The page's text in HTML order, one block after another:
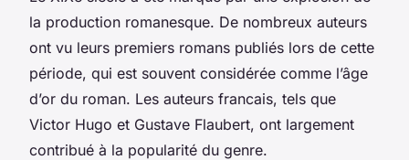
la production romanesque. De nombreux auteurs
ont vu leurs premiers romans publiés lors de cette
période, qui est souvent considérée comme l’âge
d’or du roman. Les auteurs francais, tels que
Victor Hugo et Gustave Flaubert, ont largement
contribué à la popularité du genre.